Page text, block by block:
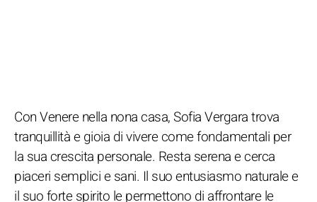
Con Venere nella nona casa, Sofia Vergara trova
tranquillità e gioia di vivere come fondamentali per
la sua crescita personale. Resta serena e cerca
piaceri semplici e sani. Il suo entusiasmo naturale e
il suo forte spirito le permettono di affrontare le